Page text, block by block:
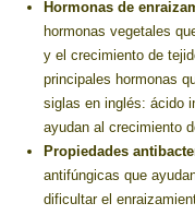
Hormonas de
hormonas vegetales
y el crecimiento de
principales hormonas
siglas en inglés: ácido
ayudan al crecimiento
Propiedades
antifúngicas que
dificultar el